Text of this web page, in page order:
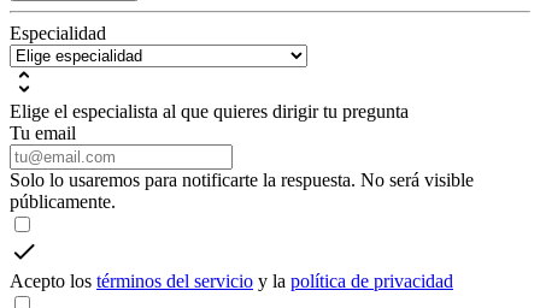
Especialidad
Elige el especialista al que quieres dirigir tu pregunta
Tu email
Solo lo usaremos para notificarte la respuesta. No será visible
públicamente.
Acepto los términos del servicio y la política de privacidad